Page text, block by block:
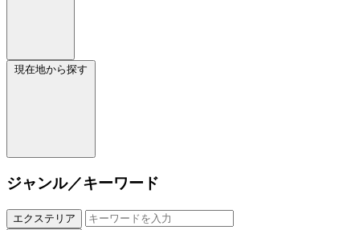
現在地から探す
ジャンル／キーワード
エクステリア